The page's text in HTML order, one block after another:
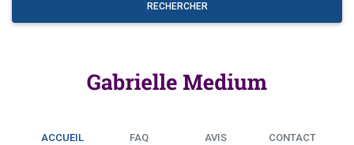
RECHERCHER
ACCUEIL FAQ AVIS CONTACT